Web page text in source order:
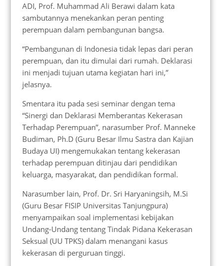
ADI, Prof. Muhammad Ali Berawi dalam kata
sambutannya menekankan peran penting
perempuan dalam pembangunan bangsa.
“Pembangunan di Indonesia tidak lepas dari peran
perempuan, dan itu dimulai dari rumah. Deklarasi
ini menjadi tujuan utama kegiatan hari ini,”
jelasnya.
Smentara itu pada sesi seminar dengan tema
“Sinergi dan Deklarasi Memberantas Kekerasan
Terhadap Perempuan”, narasumber Prof. Manneke
Budiman, Ph.D (Guru Besar Ilmu Sastra dan Kajian
Budaya UI) mengemukakan tentang kekerasan
terhadap perempuan ditinjau dari pendidikan
keluarga, masyarakat, dan pendidikan formal.
Narasumber lain, Prof. Dr. Sri Haryaningsih, M.Si
(Guru Besar FISIP Universitas Tanjungpura)
menyampaikan soal implementasi kebijakan
Undang-Undang tentang Tindak Pidana Kekerasan
Seksual (UU TPKS) dalam menangani kasus
kekerasan di perguruan tinggi.